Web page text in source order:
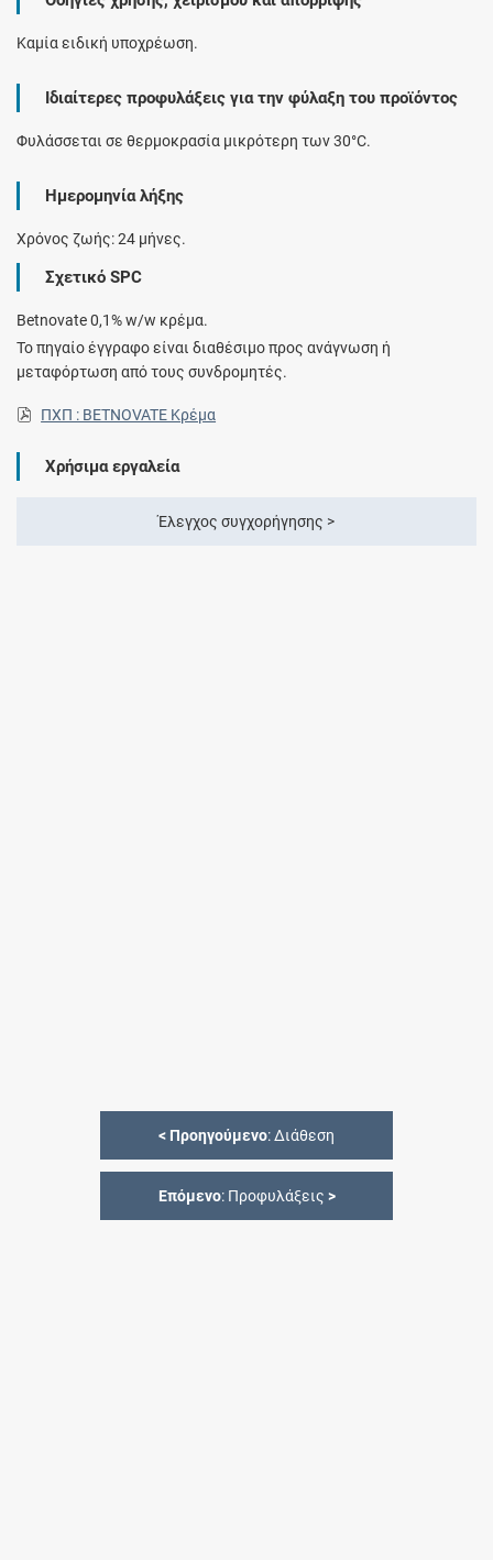
Καμία ειδική υποχρέωση.
Ιδιαίτερες προφυλάξεις για την φύλαξη του προϊόντος
Φυλάσσεται σε θερμοκρασία μικρότερη των 30°C.
Ημερομηνία λήξης
Χρόνος ζωής: 24 μήνες.
Σχετικό SPC
Betnovate 0,1% w/w κρέμα.
Το πηγαίο έγγραφο είναι διαθέσιμο προς ανάγνωση ή
μεταφόρτωση από τους συνδρομητές.
ΠΧΠ : BETNOVATE Κρέμα
Χρήσιμα εργαλεία
Έλεγχος συγχορήγησης >
< Προηγούμενο: Διάθεση
Επόμενο: Προφυλάξεις >